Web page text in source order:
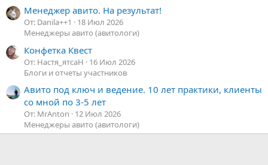
Менеджер авито. На результат!
От: Danila++1
18 Июл 2026
Менеджеры авито (авитологи)
Конфетка Квест
От: Настя_ятсаН
16 Июл 2026
Блоги и отчеты участников
Авито под ключ и ведение. 10 лет практики, клиенты
со мной по 3-5 лет
От: MrAnton
12 Июл 2026
Менеджеры авито (авитологи)